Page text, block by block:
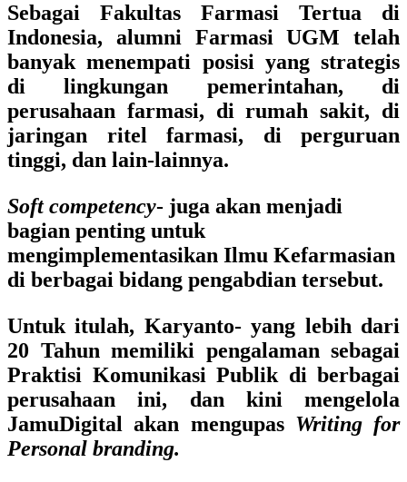
Sebagai Fakultas Farmasi Tertua di
Indonesia, alumni Farmasi UGM telah
banyak menempati posisi yang strategis
di lingkungan pemerintahan, di
perusahaan farmasi, di rumah sakit, di
jaringan ritel farmasi, di perguruan
tinggi, dan lain-lainnya.
Soft competency- juga akan menjadi
bagian penting untuk
mengimplementasikan Ilmu Kefarmasian
di berbagai bidang pengabdian tersebut.
Untuk itulah, Karyanto- yang lebih dari
20 Tahun memiliki pengalaman sebagai
Praktisi Komunikasi Publik di berbagai
perusahaan ini, dan kini mengelola
JamuDigital akan mengupas Writing for
Personal branding.